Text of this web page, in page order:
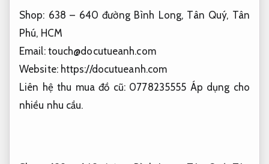
Shop: 638 – 640 đường Bình Long, Tân Quý, Tân
Phú, HCM
Email: touch@docutueanh.com
Website: https://docutueanh.com
Liên hệ thu mua đồ cũ: 0778235555 Áp dụng cho
nhiều nhu cầu.